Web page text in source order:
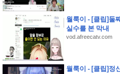
월룩이 - [클립]둘
실수를 본 막내
vod.afreecatv.com
월룩이 - [클립]정